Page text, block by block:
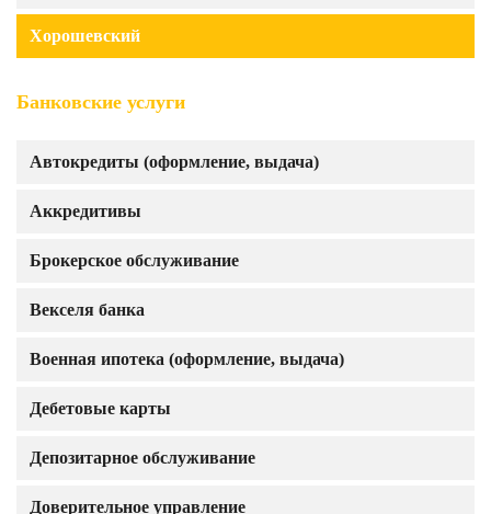
Хорошевский
Банковские услуги
Автокредиты (оформление, выдача)
Аккредитивы
Брокерское обслуживание
Векселя банка
Военная ипотека (оформление, выдача)
Дебетовые карты
Депозитарное обслуживание
Доверительное управление